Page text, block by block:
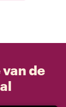
de